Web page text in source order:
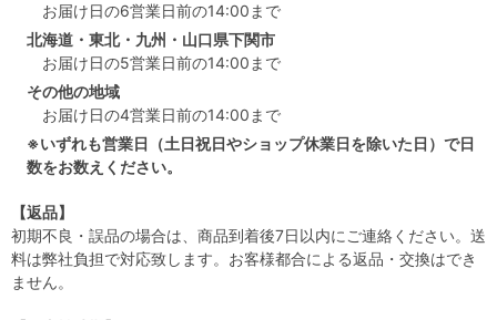
お届け日の6営業日前の14:00まで
北海道・東北・九州・山口県下関市
お届け日の5営業日前の14:00まで
その他の地域
お届け日の4営業日前の14:00まで
※いずれも営業日（土日祝日やショップ休業日を除いた日）で日
数をお数えください。
【返品】
初期不良・誤品の場合は、商品到着後7日以内にご連絡ください。送
料は弊社負担で対応致します。お客様都合による返品・交換はでき
ません。